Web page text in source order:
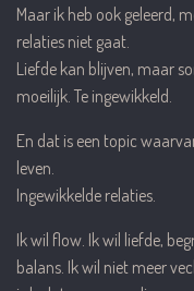
Maar ik heb ook geleerd,
relaties niet gaat.
Liefde kan blijven, maar
moeilijk. Te ingewikkeld.
En dat is een topic
leven.
Ingewikkelde relaties.
Ik wil flow. Ik wil liefde,
balans. Ik wil niet meer